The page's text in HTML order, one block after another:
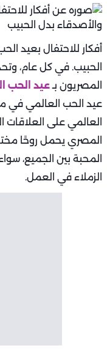
أفكار للاحتفال بعيد
الحبيب. في كل عام،
المصريون بـعيد الحب
عيد الحب العالمي في
العالمي على العلاقات
المصري يحمل روحًا
المحبة بين الجميع،
الزملاء في العمل.